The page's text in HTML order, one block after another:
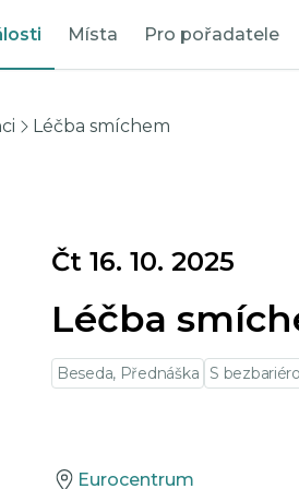
Místa Pro pořadatele
Léčba smíchem
Čt 16. 10. 2025
Léčba
Beseda, Přednáška S
Eurocentrum